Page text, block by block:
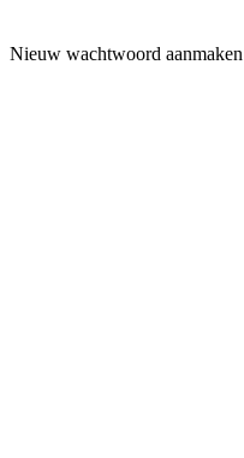
Nieuw wachtwoord aanmaken